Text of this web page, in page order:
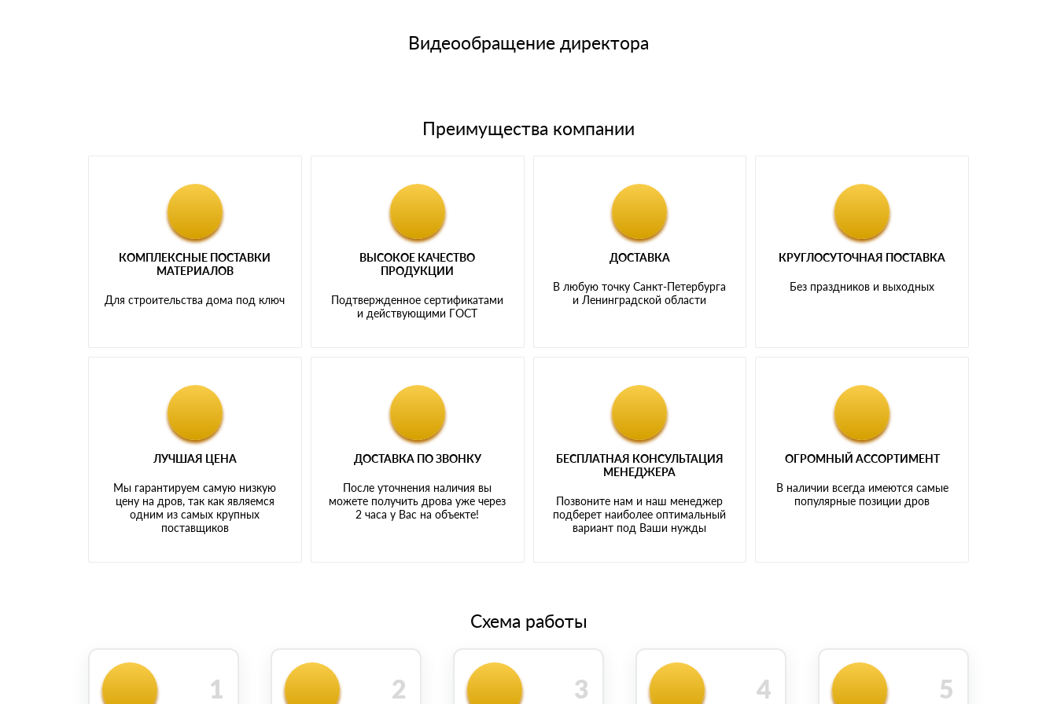
Мы принимаем платежи с сайта по следующим банковским картамВидеообращение директора
Преимущества компании
КОМПЛЕКСНЫЕ ПОСТАВКИ
МАТЕРИАЛОВ
Для строительства дома под ключ
ВЫСОКОЕ КАЧЕСТВО
ПРОДУКЦИИ
Подтвержденное сертификатами
и действующими ГОСТ
ДОСТАВКА
В любую точку Санкт-Петербурга
и Ленинградской области
КРУГЛОСУТОЧНАЯ ПОСТАВКА
Без праздников и выходных
ЛУЧШАЯ ЦЕНА
Мы гарантируем самую низкую
цену на дров, так как являемся
одним из самых крупных
поставщиков
ДОСТАВКА ПО ЗВОНКУ
После уточнения наличия вы
можете получить дрова уже через
2 часа у Вас на объекте!
БЕСПЛАТНАЯ КОНСУЛЬТАЦИЯ
МЕНЕДЖЕРА
Позвоните нам и наш менеджер
подберет наиболее оптимальный
вариант под Ваши нужды
ОГРОМНЫЙ АССОРТИМЕНТ
В наличии всегда имеются самые
популярные позиции дров
Схема работы